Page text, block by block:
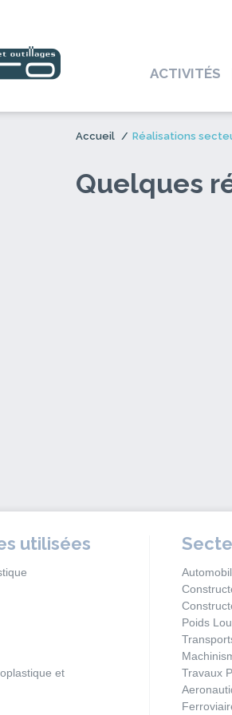
ACTIVITÉS
Accueil / Réalisations
Quelques
utilisées
et
Poids
Travaux